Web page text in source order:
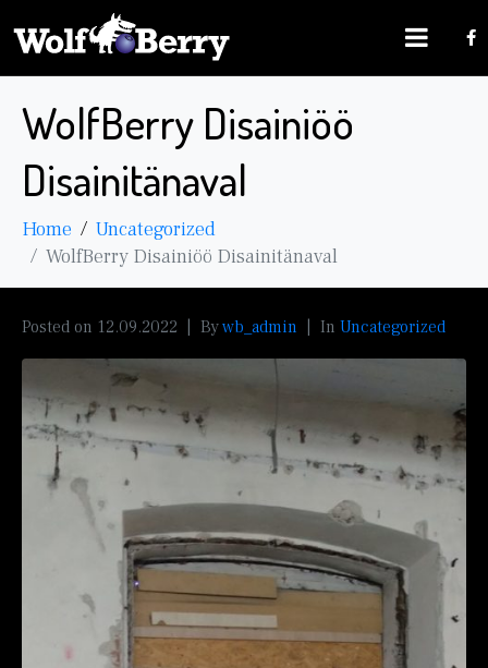
WolfBerry Disainiöö
Disainitänaval
Home
Uncategorized
WolfBerry Disainiöö Disainitänaval
Posted on 12.09.2022 Bywb_admin In Uncategorized